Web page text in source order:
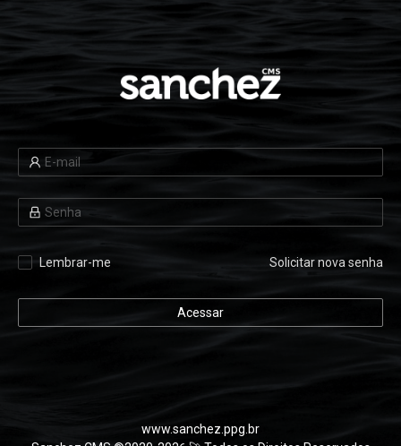
Lembrar-me Solicitar nova senha
Acessar
www.sanchez.ppg.br